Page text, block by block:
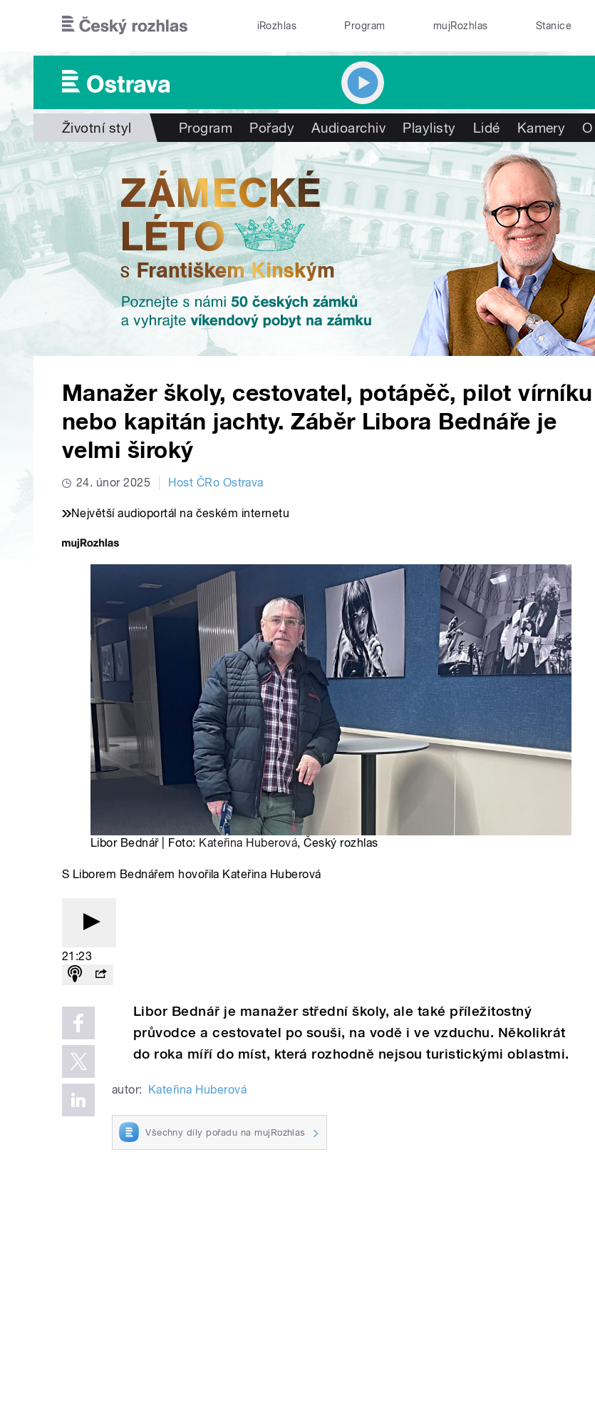
iRozhlas Program mujRozhlas Stanice
Životní styl Program Pořady Audioarchiv Playlisty Lidé Kamery
Manažer školy, cestovatel, potápěč, pilot vírníku
nebo kapitán jachty. Záběr Libora Bednáře je
velmi široký
24. únor 2025 Host ČRo Ostrava
Největší audioportál na českém internetu
Libor Bednář | Foto: Kateřina Huberová, Český rozhlas
S Liborem Bednářem hovořila Kateřina Huberová
21:23
Libor Bednář je manažer střední školy, ale také příležitostný
průvodce a cestovatel po souši, na vodě i ve vzduchu. Několikrát
do roka míří do míst, která rozhodně nejsou turistickými oblastmi.
autor: Kateřina Huberová
Všechny díly pořadu na mujRozhlas